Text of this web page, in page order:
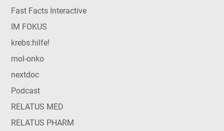
Fast Facts Interactive
IM FOKUS
krebs:hilfe!
mol-onko
nextdoc
Podcast
RELATUS MED
RELATUS PHARM